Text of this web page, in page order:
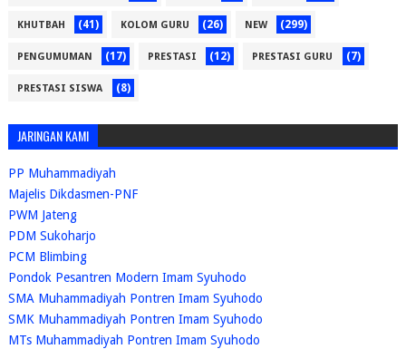
KHUTBAH (41) KOLOM GURU (26) NEW (299)
PENGUMUMAN (17) PRESTASI (12) PRESTASI GURU (7)
PRESTASI SISWA (8)
JARINGAN KAMI
PP Muhammadiyah
Majelis Dikdasmen-PNF
PWM Jateng
PDM Sukoharjo
PCM Blimbing
Pondok Pesantren Modern Imam Syuhodo
SMA Muhammadiyah Pontren Imam Syuhodo
SMK Muhammadiyah Pontren Imam Syuhodo
MTs Muhammadiyah Pontren Imam Syuhodo